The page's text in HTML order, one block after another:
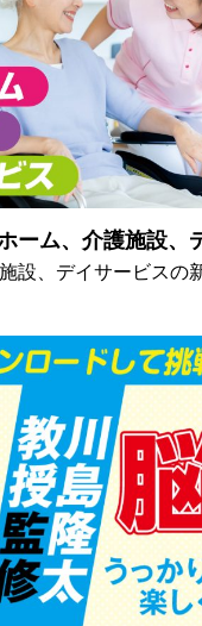
ーム、介護施設、
設、デイサービスの